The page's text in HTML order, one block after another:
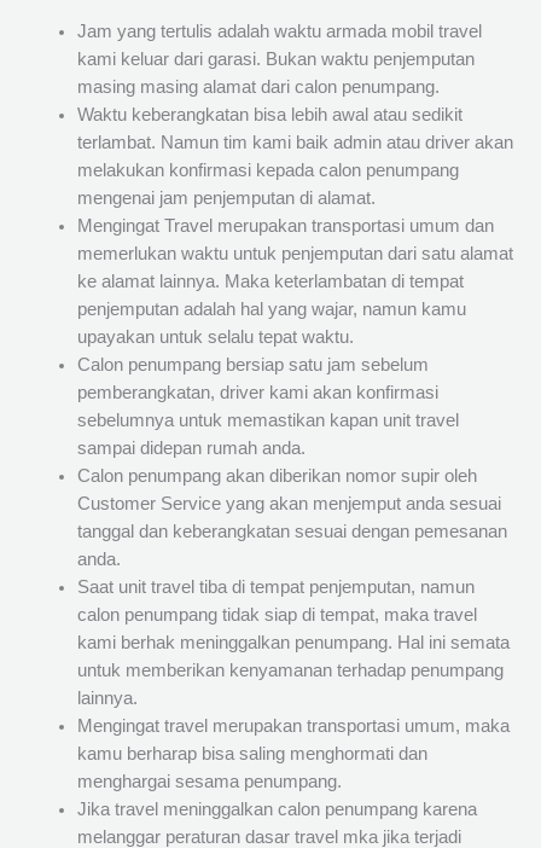
Jam yang tertulis adalah waktu armada mobil travel
kami keluar dari garasi. Bukan waktu penjemputan
masing masing alamat dari calon penumpang.
Waktu keberangkatan bisa lebih awal atau sedikit
terlambat. Namun tim kami baik admin atau driver akan
melakukan konfirmasi kepada calon penumpang
mengenai jam penjemputan di alamat.
Mengingat Travel merupakan transportasi umum dan
memerlukan waktu untuk penjemputan dari satu alamat
ke alamat lainnya. Maka keterlambatan di tempat
penjemputan adalah hal yang wajar, namun kamu
upayakan untuk selalu tepat waktu.
Calon penumpang bersiap satu jam sebelum
pemberangkatan, driver kami akan konfirmasi
sebelumnya untuk memastikan kapan unit travel
sampai didepan rumah anda.
Calon penumpang akan diberikan nomor supir oleh
Customer Service yang akan menjemput anda sesuai
tanggal dan keberangkatan sesuai dengan pemesanan
anda.
Saat unit travel tiba di tempat penjemputan, namun
calon penumpang tidak siap di tempat, maka travel
kami berhak meninggalkan penumpang. Hal ini semata
untuk memberikan kenyamanan terhadap penumpang
lainnya.
Mengingat travel merupakan transportasi umum, maka
kamu berharap bisa saling menghormati dan
menghargai sesama penumpang.
Jika travel meninggalkan calon penumpang karena
melanggar peraturan dasar travel mka jika terjadi